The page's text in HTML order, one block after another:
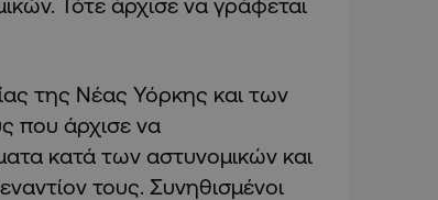
της Νέας Υόρκης και των
που άρχισε να
κατά των αστυνομικών και
τους. Συνηθισμένοι